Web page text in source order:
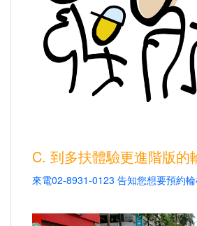
C. 到多扶體驗更進階版的
來電02-8931-0123 告知您想要預約